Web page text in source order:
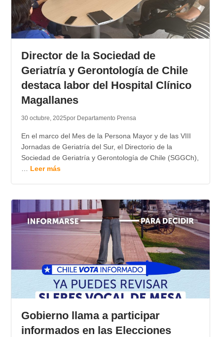
Director de la Sociedad de
Geriatría y Gerontología de Chile
destaca labor del Hospital Clínico
Magallanes
30 octubre, 2025por Departamento Prensa
En el marco del Mes de la Persona Mayor y de las VIII
Jornadas de Geriatría del Sur, el Directorio de la
Sociedad de Geriatría y Gerontología de Chile (SGGCh),
… Leer más
Gobierno llama a participar
informados en las Elecciones